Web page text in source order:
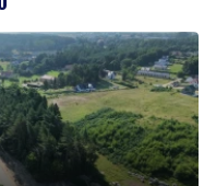
2
i modernizacji